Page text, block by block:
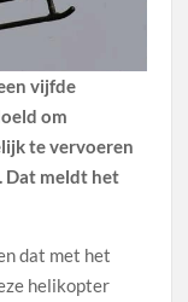
vijfde
om
te vervoeren
Dat meldt het
dat met het
helikopter